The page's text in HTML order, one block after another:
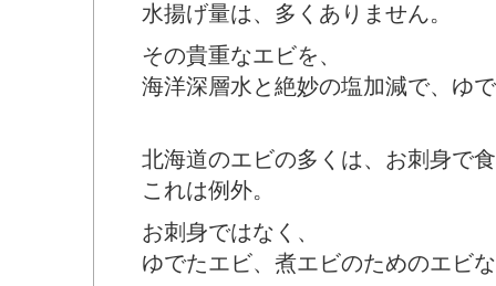
水揚げ量は、多くありません。
その貴重なエビを、
海洋深層水と絶妙の塩加減で、ゆ
北海道のエビの多くは、お刺身で
これは例外。
お刺身ではなく、
ゆでたエビ、煮エビのためのエビ